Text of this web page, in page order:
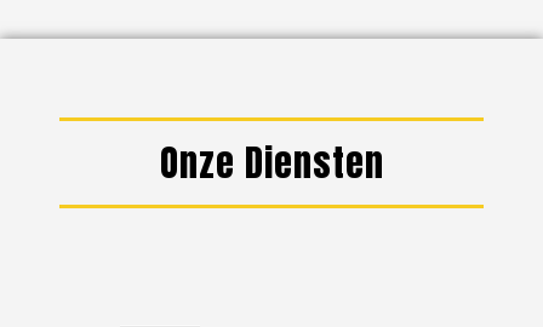
Onze Diensten